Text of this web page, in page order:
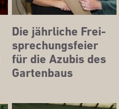
Die jähr­li­che Frei­
spre­chungs­fei­er
für die Azu­bis des
Gartenbaus